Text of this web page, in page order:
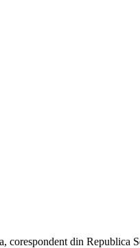
corespondent din Republica